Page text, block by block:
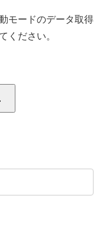
モードのデータ取得
ください。